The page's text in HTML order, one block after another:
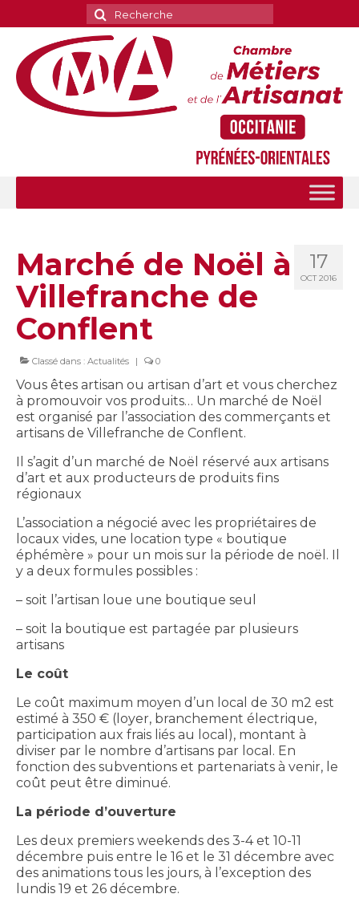
Rechercher
:
17
OCT 2016
Marché de Noël à
Villefranche de
Conflent
Classé dans : Actualités | 0
Vous êtes artisan ou artisan d’art et vous cherchez
à promouvoir vos produits… Un marché de Noël
est organisé par l’association des commerçants et
artisans de Villefranche de Conflent.
Il s’agit d’un marché de Noël réservé aux artisans
d’art et aux producteurs de produits fins
régionaux
L’association a négocié avec les propriétaires de
locaux vides, une location type « boutique
éphémère » pour un mois sur la période de noël. Il
y a deux formules possibles :
– soit l’artisan loue une boutique seul
– soit la boutique est partagée par plusieurs
artisans
Le coût
Le coût maximum moyen d’un local de 30 m2 est
estimé à 350 € (loyer, branchement électrique,
participation aux frais liés au local), montant à
diviser par le nombre d’artisans par local. En
fonction des subventions et partenariats à venir, le
coût peut être diminué.
La période d’ouverture
Les deux premiers weekends des 3-4 et 10-11
décembre puis entre le 16 et le 31 décembre avec
des animations tous les jours, à l’exception des
lundis 19 et 26 décembre.